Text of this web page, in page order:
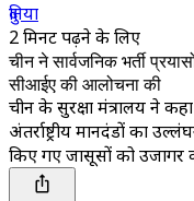
दुनिया
2 मिनट पढ़ने के लिए
चीन ने सार्वजनिक भर्ती
सीआईए की आलोचना की
चीन के सुरक्षा मंत्रालय ने
अंतर्राष्ट्रीय मानदंडों का
किए गए जासूसों को उजागर